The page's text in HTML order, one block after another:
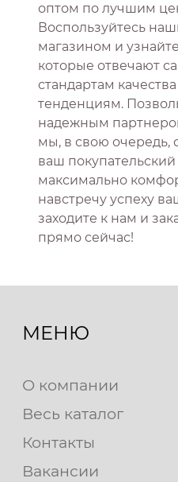
оптом по лучшим
Воспользуйтесь
магазином и
которые отвечают
стандартам
тенденциям.
надежным
мы, в свою очередь,
ваш покупательский
максимально
навстречу успеху
заходите к нам и
прямо сейчас!
МЕНЮ
О компании
Весь каталог
Контакты
Вакансии